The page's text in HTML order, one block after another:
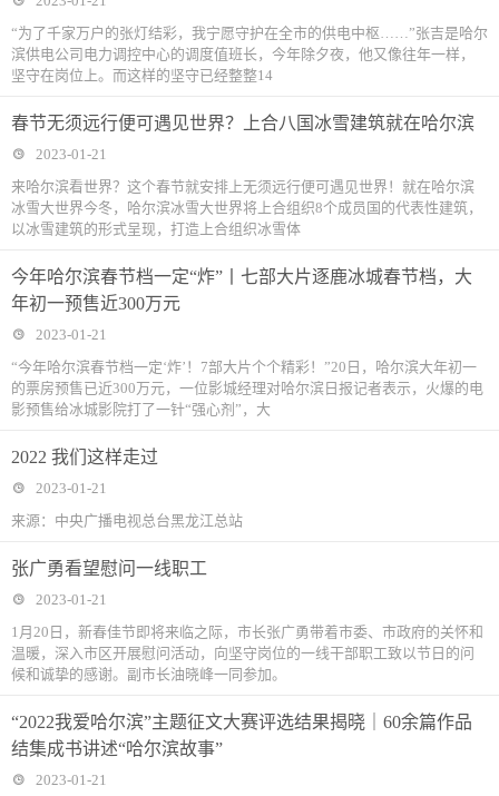
“为了千家万户的张灯结彩，我宁愿守护在全市的供电中枢……”张吉是哈尔
滨供电公司电力调控中心的调度值班长，今年除夕夜，他又像往年一样，
坚守在岗位上。而这样的坚守已经整整14
春节无须远行便可遇见世界？上合八国冰雪建筑就在哈尔滨
2023-01-21
来哈尔滨看世界？这个春节就安排上无须远行便可遇见世界！就在哈尔滨
冰雪大世界今冬，哈尔滨冰雪大世界将上合组织8个成员国的代表性建筑，
以冰雪建筑的形式呈现，打造上合组织冰雪体
​今年哈尔滨春节档一定“炸”丨七部大片逐鹿冰城春节档，大
年初一预售近300万元
2023-01-21
“今年哈尔滨春节档一定‘炸’！7部大片个个精彩！”20日，哈尔滨大年初一
的票房预售已近300万元，一位影城经理对哈尔滨日报记者表示，火爆的电
影预售给冰城影院打了一针“强心剂”，大
2022 我们这样走过
2023-01-21
来源：中央广播电视总台黑龙江总站
张广勇看望慰问一线职工
2023-01-21
1月20日，新春佳节即将来临之际，市长张广勇带着市委、市政府的关怀和
温暖，深入市区开展慰问活动，向坚守岗位的一线干部职工致以节日的问
候和诚挚的感谢。副市长油晓峰一同参加。
​“2022我爱哈尔滨”主题征文大赛评选结果揭晓｜60余篇作品
结集成书讲述“哈尔滨故事”
2023-01-21